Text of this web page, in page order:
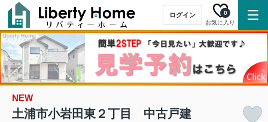
ログイン
お気に入り
0
NEW
土浦市小岩田東２丁目 中古戸建